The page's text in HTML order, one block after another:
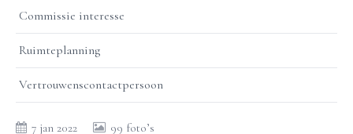
Commissie interesse
Ruimteplanning
Vertrouwenscontactpersoon
7 jan 2022 99 foto’s